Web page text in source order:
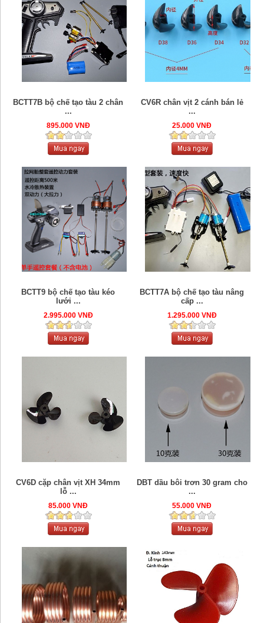
BCTT7B bộ chế tạo tàu 2 chân
...
895.000 VNĐ
CV6R chân vịt 2 cánh bán lẻ
...
25.000 VNĐ
BCTT9 bộ chế tạo tàu kéo
lưới ...
2.995.000 VNĐ
BCTT7A bộ chế tạo tàu nâng
cấp ...
1.295.000 VNĐ
CV6D cặp chân vịt XH 34mm
lỗ ...
85.000 VNĐ
DBT dầu bôi trơn 30 gram cho
...
55.000 VNĐ